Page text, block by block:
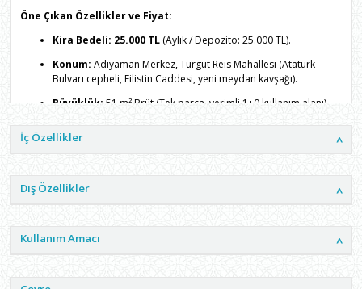
Öne Çıkan Özellikler ve Fiyat:
Kira Bedeli: 25.000 TL (Aylık / Depozito: 25.000 TL).
Konum: Adıyaman Merkez, Turgut Reis Mahallesi (Atatürk
Bulvarı cepheli, Filistin Caddesi, yeni meydan kavşağı).
Büyüklük:51 m² Brüt (Tek parça, verimli 1+0 kullanım alanı).
Kat Durumu:5 katlı binanın3. Katı(Tabela asmak, dikkat
çekmek ve ulaşım için ideal arakat).
İç Donanım:Amerikan mutfak, spot aydınlatma, çelik kapı,
Bina Özellikleri:
İç Özellikler
Dış Özellikler
Kullanım Amacı